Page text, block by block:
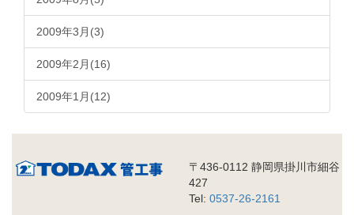
2009年3月(3)
2009年2月(16)
2009年1月(12)
〒436-0112 静岡県掛川市細谷
427
Tel: 0537-26-2161